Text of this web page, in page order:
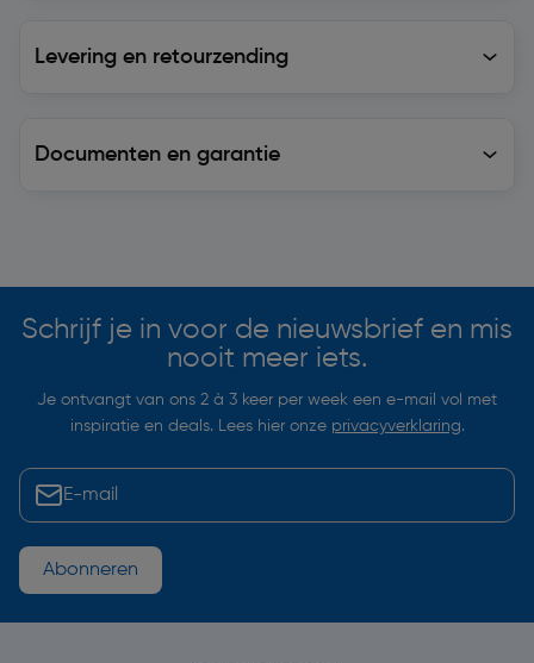
Levering en retourzending
Documenten en garantie
Schrijf je in voor de nieuwsbrief en mis
nooit meer iets.
Je ontvangt van ons 2 à 3 keer per week een e-mail vol met
inspiratie en deals. Lees hier onze privacyverklaring.
Abonneren